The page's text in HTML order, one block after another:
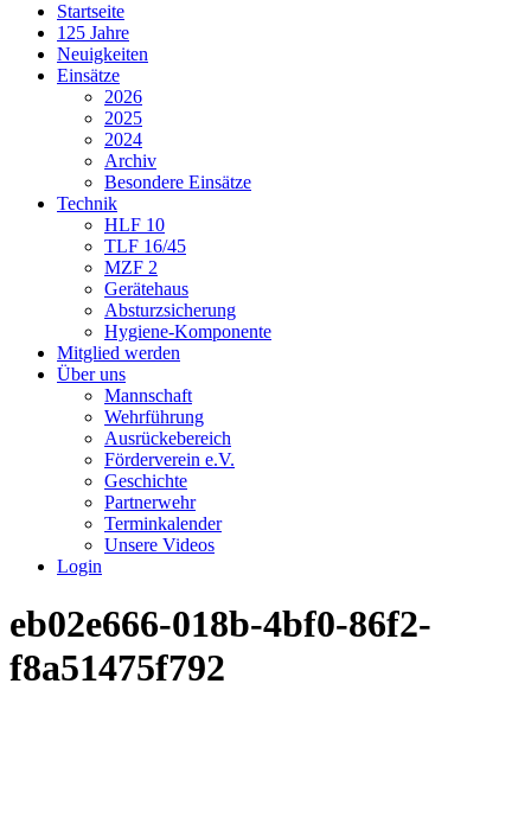
Startseite
125 Jahre
Neuigkeiten
Einsätze
2026
2025
2024
Archiv
Besondere Einsätze
Technik
HLF 10
TLF 16/45
MZF 2
Gerätehaus
Absturzsicherung
Hygiene-Komponente
Mitglied werden
Über uns
Mannschaft
Wehrführung
Ausrückebereich
Förderverein e.V.
Geschichte
Partnerwehr
Terminkalender
Unsere Videos
Login
eb02e666-018b-4bf0-86f2-
f8a51475f792